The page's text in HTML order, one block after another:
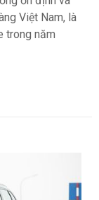
Việt Nam, là
trong năm